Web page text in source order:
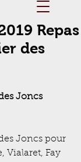
Repas
des
Joncs
Joncs pour
Vialaret, Fay